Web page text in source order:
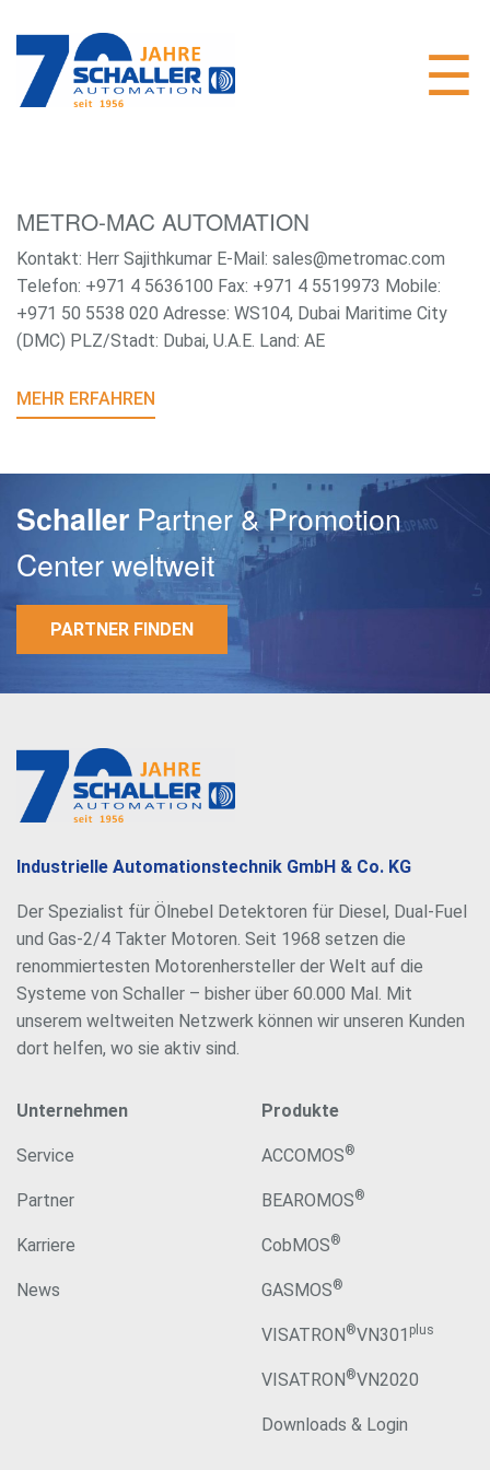
METRO-MAC AUTOMATION
Kontakt: Herr Sajithkumar E-Mail: sales@metromac.com
Telefon: +971 4 5636100 Fax: +971 4 5519973 Mobile:
+971 50 5538 020 Adresse: WS104, Dubai Maritime City
(DMC) PLZ/Stadt: Dubai, U.A.E. Land: AE
MEHR ERFAHREN
Schaller Partner & Promotion
Center weltweit
PARTNER FINDEN
Industrielle Automationstechnik GmbH & Co. KG
Der Spezialist für Ölnebel Detektoren für Diesel, Dual-Fuel
und Gas-2/4 Takter Motoren. Seit 1968 setzen die
renommiertesten Motorenhersteller der Welt auf die
Systeme von Schaller – bisher über 60.000 Mal. Mit
unserem weltweiten Netzwerk können wir unseren Kunden
dort helfen, wo sie aktiv sind.
Unternehmen
Service
Partner
Karriere
News
Produkte
ACCOMOS®
BEAROMOS®
CobMOS®
GASMOS®
VISATRON®VN301 plus
VISATRON®VN2020
Downloads & Login